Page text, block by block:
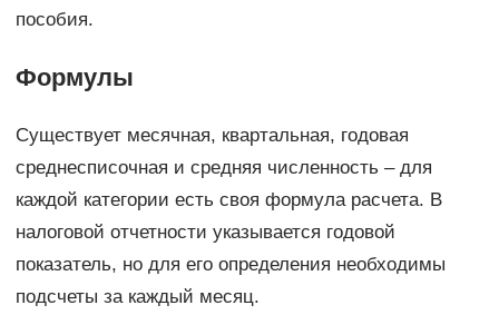
пособия.
Формулы
Существует месячная, квартальная, годовая
среднесписочная и средняя численность – для
каждой категории есть своя формула расчета. В
налоговой отчетности указывается годовой
показатель, но для его определения необходимы
подсчеты за каждый месяц.